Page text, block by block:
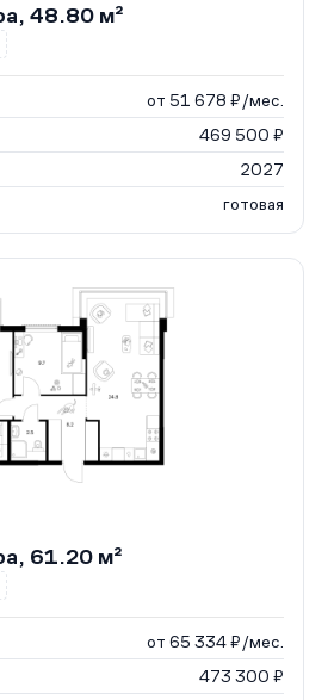
48.80 м²
от 51 678 ₽/мес.
469 500 ₽
2027
готовая
61.20 м²
от 65 334 ₽/мес.
473 300 ₽